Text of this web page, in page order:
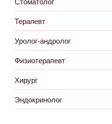
Терапевт
Уролог-андролог
Физиотерапевт
Хирург
Эндокринолог